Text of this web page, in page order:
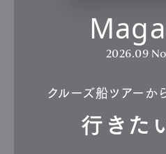
2026.09
クルーズ船ツアー
行きた